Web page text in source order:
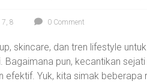
7, 8 0 Comment
skincare, dan tren lifestyle
Bagaimana pun, kecantikan
efektif. Yuk, kita simak